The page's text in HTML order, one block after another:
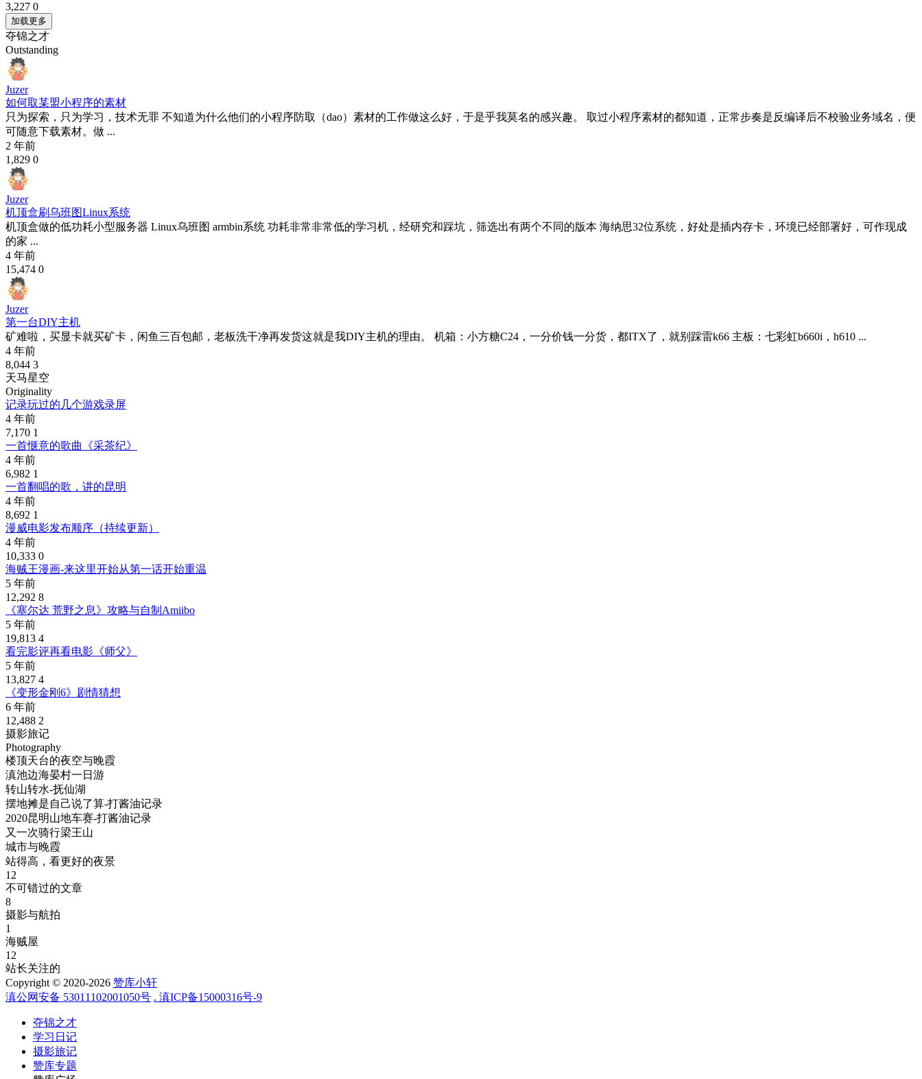
3,227 0
加载更多
夺锦之才
Outstanding
Juzer
如何取某盟小程序的素材
只为探索，只为学习，技术无罪 不知道为什么他们的小程序防取（dao）素材的工作做这么好，于是乎我莫名的感兴趣。 取过小程序素材的都知道，正常步奏是反编译后不校验业务域名，便
可随意下载素材。做 ...
2 年前
1,829 0
Juzer
机顶盒刷乌班图Linux系统
机顶盒做的低功耗小型服务器 Linux乌班图 armbin系统 功耗非常非常低的学习机，经研究和踩坑，筛选出有两个不同的版本 海纳思32位系统，好处是插内存卡，环境已经部署好，可作现成
的家 ...
4 年前
15,474 0
Juzer
第一台DIY主机
矿难啦，买显卡就买矿卡，闲鱼三百包邮，老板洗干净再发货这就是我DIY主机的理由。 机箱：小方糖C24，一分价钱一分货，都ITX了，就别踩雷k66 主板：七彩虹b660i，h610 ...
4 年前
8,044 3
天马星空
Originality
记录玩过的几个游戏录屏
4 年前
7,170 1
一首惬意的歌曲《采茶纪》
4 年前
6,982 1
一首翻唱的歌，讲的昆明
4 年前
8,692 1
漫威电影发布顺序（持续更新）
4 年前
10,333 0
海贼王漫画-来这里开始从第一话开始重温
5 年前
12,292 8
《塞尔达 荒野之息》攻略与自制Amiibo
5 年前
19,813 4
看完影评再看电影《师父》
5 年前
13,827 4
《变形金刚6》剧情猜想
6 年前
12,488 2
摄影旅记
Photography
楼顶天台的夜空与晚霞
滇池边海晏村一日游
转山转水-抚仙湖
摆地摊是自己说了算-打酱油记录
2020昆明山地车赛-打酱油记录
又一次骑行梁王山
城市与晚霞
站得高，看更好的夜景
12
不可错过的文章
8
摄影与航拍
1
海贼屋
12
站长关注的
Copyright © 2020-2026 赞库小轩
滇公网安备 53011102001050号 . 滇ICP备15000316号-9
夺锦之才
学习日记
摄影旅记
赞库专题